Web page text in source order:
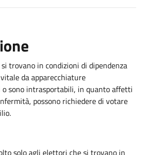
trovano in condizioni di dipendenza
da apparecchiature
sono intrasportabili, in quanto affetti
possono richiedere di votare
solo agli elettori che si trovano in